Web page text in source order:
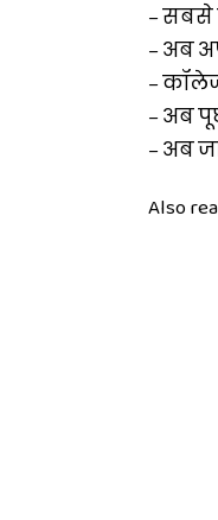
– सबसे
– अब
–
– अब
– अब
Also